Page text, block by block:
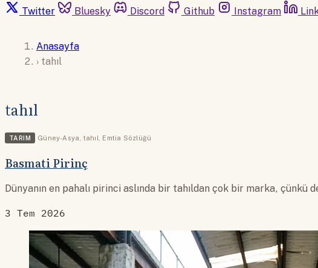
Twitter
Bluesky Discord Github Instagram
Anasayfa
› tahıl
tahıl
TARIM Güney-Asya, tahıl, Emtia Sözlüğü
Basmati Pirinç
Dünyanın en pahalı pirinci aslında bir tahıldan çok bir marka, çünkü
3 Tem 2026